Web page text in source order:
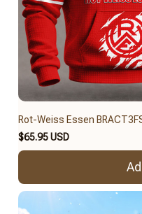
Rot-Weiss Essen
$65.95 USD